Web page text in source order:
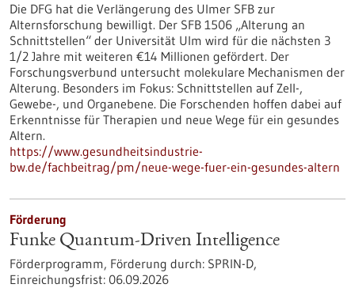
Die DFG hat die Verlängerung des Ulmer SFB zur
Alternsforschung bewilligt. Der SFB 1506 „Alterung an
Schnittstellen“ der Universität Ulm wird für die nächsten 3
1/2 Jahre mit weiteren €14 Millionen gefördert. Der
Forschungsverbund untersucht molekulare Mechanismen der
Alterung. Besonders im Fokus: Schnittstellen auf Zell-,
Gewebe-​, und Organebene. Die Forschenden hoffen dabei auf
Erkenntnisse für Therapien und neue Wege für ein gesundes
Altern.
https://www.gesundheitsindustrie-
bw.de/fachbeitrag/pm/neue-wege-fuer-ein-gesundes-altern
Förderung
Funke Quantum-Driven Intelligence
Förderprogramm, Förderung durch: SPRIN-D,
Einreichungsfrist: 06.09.2026